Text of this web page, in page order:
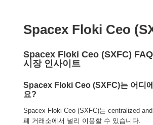
Spacex Floki Ceo
Spacex Floki Ceo (SXFC)
시장 인사이트
Spacex Floki Ceo (SXFC)는 어디
요?
Spacex Floki Ceo (SXFC)는 centralized
폐 거래소에서 널리 이용할 수 있습니다.